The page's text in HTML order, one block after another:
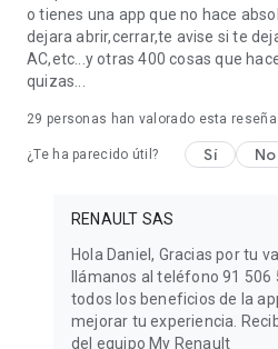
o tienes una app que no hace
dejara abrir,cerrar,te avise si te
AC,etc...y otras 400 cosas que
quizas...
29 personas han valorado esta reseña
¿Te ha parecido útil? Sí No
RENAULT SAS
Hola Daniel, Gracias por tu
llámanos al teléfono 91
todos los beneficios de la
mejorar tu experiencia.
del equipo My Renault